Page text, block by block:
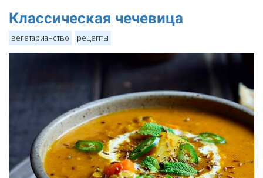
Классическая чечевица
вегетарианство рецепты